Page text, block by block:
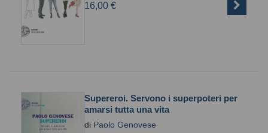
16,00 €
Supereroi. Servono i superpoteri per
amarsi tutta una vita
di Paolo Genovese